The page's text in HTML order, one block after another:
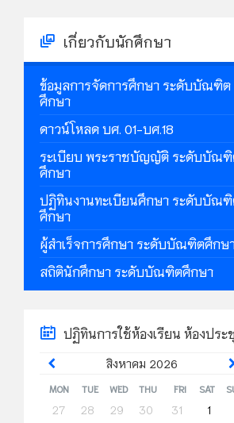
เกี่ยวกับนักศึกษา
ข้อมูลการจัดการศึกษา ระดับบัณฑิต
ศึกษา
ดาวน์โหลด บศ. 01-บศ.18
ระเบียบ พระราชบัญญัติ ระดับบัณ
ศึกษา
ปฏิทินงานทะเบียนศึกษา ระดับบัณ
ศึกษา
ผู้สำเร็จการศึกษา ระดับบัณฑิตศึกษ
สถิตินักศึกษา ระดับบัณฑิตศึกษา
ปฏิทินการใช้ห้องเรียน ห้องประ
สิงหาคม 2026
Previous
Month
MON TUE WED THU FRI SAT
Skip27 28 29 30 31 1